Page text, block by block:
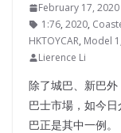
February 17, 2020
1:76, 2020,
HKTOYCAR, Model 1
Lierence Li
除了城巴、新巴
巴士市場，如今
巴正是其中一例。